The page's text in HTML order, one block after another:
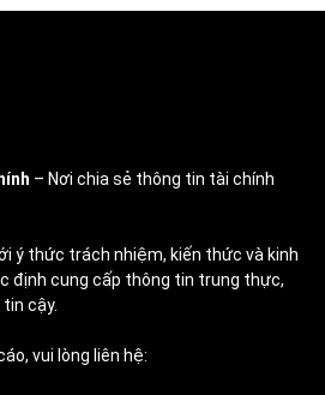
– Nơi chia sẻ thông tin tài chính
ý thức trách nhiệm, kiến thức và kinh
định cung cấp thông tin trung thực,
cậy.
vui lòng liên hệ: